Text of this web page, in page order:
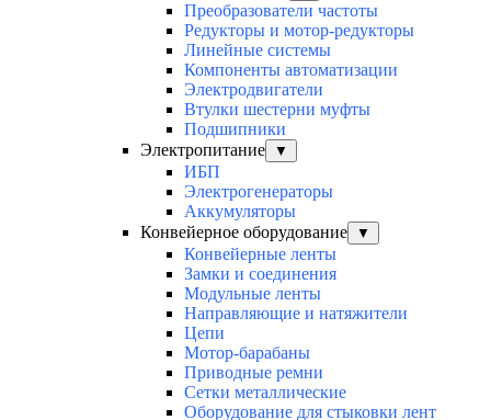
Преобразователи частоты
Редукторы и мотор-редукторы
Линейные системы
Компоненты автоматизации
Электродвигатели
Втулки шестерни муфты
Подшипники
Электропитание
▼
ИБП
Электрогенераторы
Аккумуляторы
Конвейерное оборудование
▼
Конвейерные ленты
Замки и соединения
Модульные ленты
Направляющие и натяжители
Цепи
Мотор-барабаны
Приводные ремни
Сетки металлические
Оборудование для стыковки лент